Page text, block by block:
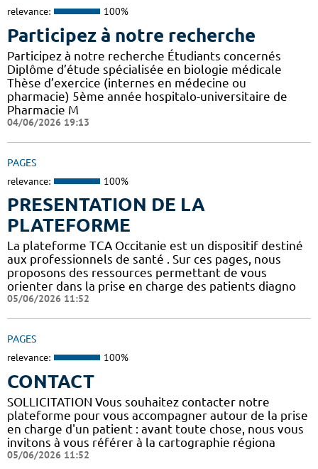
relevance: 100%
Participez à notre recherche
Participez à notre recherche Étudiants concernés
Diplôme d’étude spécialisée en biologie médicale
Thèse d’exercice (internes en médecine ou
pharmacie) 5ème année hospitalo-universitaire de
Pharmacie M
04/06/2026 19:13
PAGES
relevance: 100%
PRESENTATION DE LA
PLATEFORME
La plateforme TCA Occitanie est un dispositif destiné
aux professionnels de santé . Sur ces pages, nous
proposons des ressources permettant de vous
orienter dans la prise en charge des patients diagno
05/06/2026 11:52
PAGES
relevance: 100%
CONTACT
SOLLICITATION Vous souhaitez contacter notre
plateforme pour vous accompagner autour de la prise
en charge d'un patient : avant toute chose, nous vous
invitons à vous référer à la cartographie régiona
05/06/2026 11:52